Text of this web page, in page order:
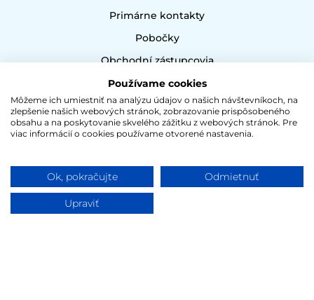
Primárne kontakty
Pobočky
Obchodní zástupcovia
Nakupujte u nás
DOKUMENTY
Všeobecné obchodné podmienky
Ochrana osobných údajov
Certifikáty
Používame cookies
Môžeme ich umiestniť na analýzu údajov o našich návštevníkoch, na
zlepšenie našich webových stránok, zobrazovanie prispôsobeného
obsahu a na poskytovanie skvelého zážitku z webových stránok. Pre
viac informácií o cookies používame otvorené nastavenia.
Ok, pokračujte Odmietnuť
Upraviť